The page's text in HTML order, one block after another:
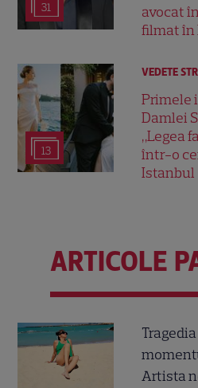
31
avocat
filmat în
13
VEDETE
Primele
Damlei
„Legea
într-o
Istanbul
ARTICOLE
Artista